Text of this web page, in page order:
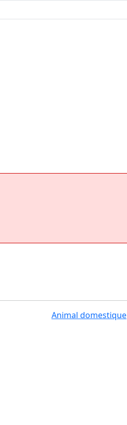
Animal domestique